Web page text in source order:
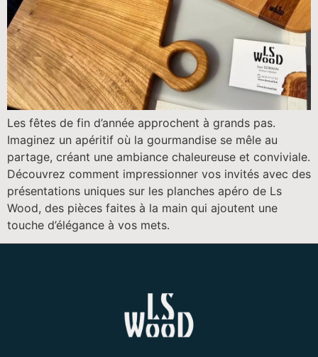
Les fêtes de fin d’année approchent à grands pas.
Imaginez un apéritif où la gourmandise se mêle au
partage, créant une ambiance chaleureuse et conviviale.
Découvrez comment impressionner vos invités avec des
présentations uniques sur les planches apéro de Ls
Wood, des pièces faites à la main qui ajoutent une
touche d’élégance à vos mets.